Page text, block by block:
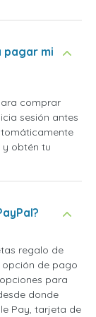
pagar mi
comprar
sesión antes
y obtén tu
regalo de
opción de pago
para
donde
Pay, tarjeta de